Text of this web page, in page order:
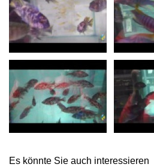
Es könnte Sie auch interessieren